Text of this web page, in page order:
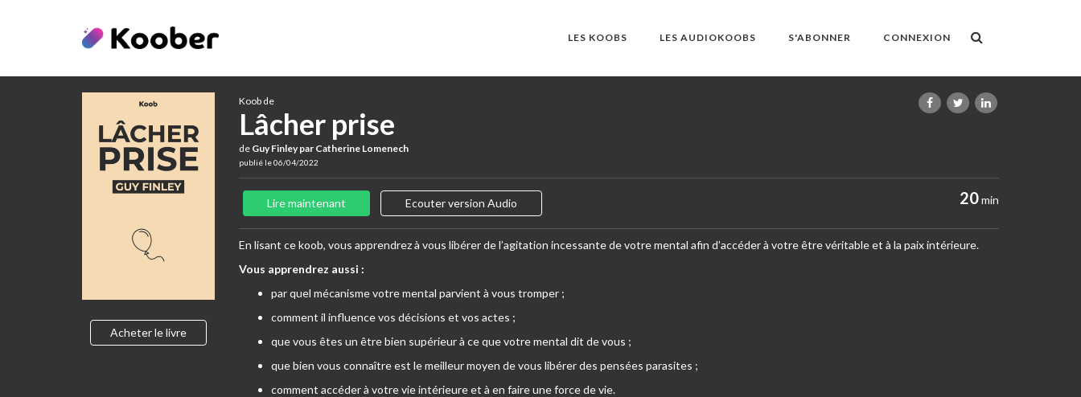
LES KOOBS LES AUDIOKOOBS S'ABONNER CONNEXION
Acheter le livre
Koob de
Lâcher prise
de Guy Finley par Catherine Lomenech
publié le 06/04/2022
20min
Lire maintenant Ecouter version Audio
En lisant ce koob, vous apprendrez à vous libérer de l’agitation incessante de votre mental afin d’accéder à votre être véritable et à la paix intérieure.
Vous apprendrez aussi :
par quel mécanisme votre mental parvient à vous tromper ;
comment il influence vos décisions et vos actes ;
que vous êtes un être bien supérieur à ce que votre mental dit de vous ;
que bien vous connaître est le meilleur moyen de vous libérer des pensées parasites ;
comment accéder à votre vie intérieure et à en faire une force de vie.